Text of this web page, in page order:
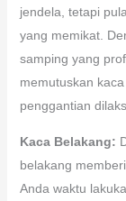
jendela, tetapi
yang memikat.
samping yang
memutuskan
penggantian
Kaca Belakang:
belakang
Anda waktu